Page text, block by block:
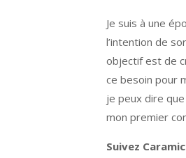
Je suis à une
l’intention de
objectif est de
ce besoin pour
je peux dire
mon premier
Suivez